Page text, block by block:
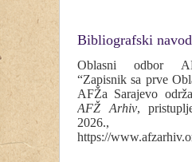
Bibliografski navod
Oblasni odbor
“Zapisnik sa prve
AFŽa Sarajevo
AFŽ Arhiv,
2026.,
https://